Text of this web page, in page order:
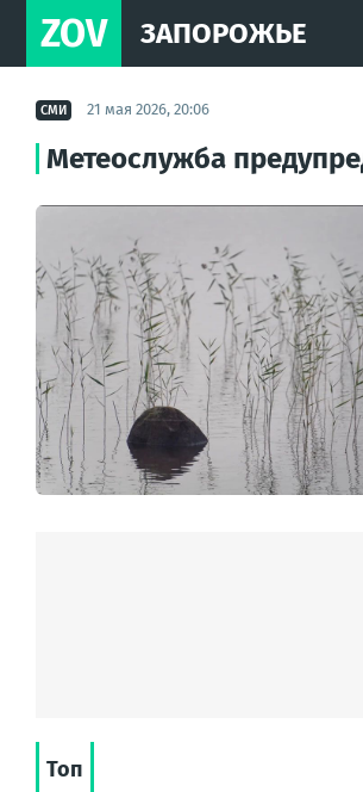
ZOV ЗАПОРОЖЬЕ
СМИ 21 мая 2026, 20:06
Метеослужба
Топ